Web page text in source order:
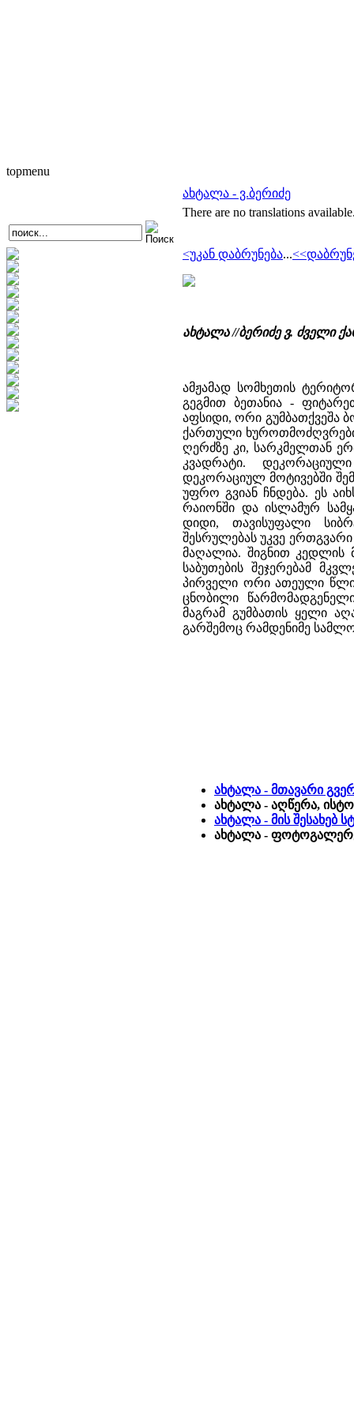
topmenu
ახტალა - ვ.ბერიძე
There are no translations
<უკან დაბრუნება...
ახტალა //ბერიძე ვ. ძველი
ამჟამად სომხეთის
გეგმით ბეთანია -
აფსიდი, ორი გუმბათქვეშა
ქართული
ღერძზე კი, სარკმელთან
კვადრატი.
დეკორაციულ მოტივებში
უფრო გვიან ჩნდება. ეს
რაიონში და ისლამურ
დიდი, თავისუფალი
შესრულებას უკვე
მაღალია. შიგნით კედლის
საბუთების შეჯერებამ
პირველი ორი ათეული
ცნობილი
მაგრამ გუმბათის ყელი
გარშემოც რამდენიმე
ახტალა - მთავარი
ახტალა - აღწერა,
ახტალა - მის შესახებ
ახტალა -